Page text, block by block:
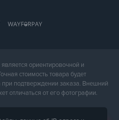
ориентировочной и
стоимость товара будет
подтверждении заказа. Внешний
отличаться от его фотографии.
Петр Павлович, ИПН 2770105454.